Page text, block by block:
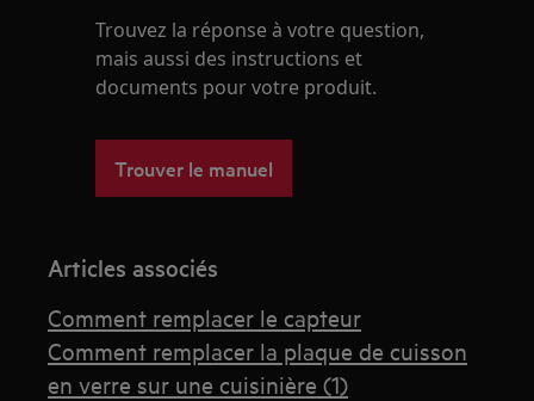
Trouvez la réponse à votre question,
mais aussi des instructions et
documents pour votre produit.
Trouver le manuel
Articles associés
Comment remplacer le capteur
Comment remplacer la plaque de cuisson
en verre sur une cuisinière (1)